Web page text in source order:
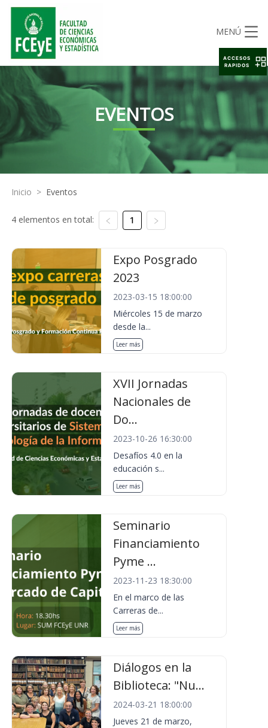
MENÚ
EVENTOS
Inicio > Eventos
4 elementos en total: 1
Expo Posgrado
2023
2023-03-15 18:00:00
Miércoles 15 de marzo
desde la...
Leer más
XVII Jornadas
Nacionales de
Do...
2023-10-26 16:30:00
Desafíos 4.0 en la
educación s...
Leer más
Seminario
Financiamiento
Pyme ...
2023-11-23 18:30:00
En el marco de las
Carreras de...
Leer más
Diálogos en la
Biblioteca: "Nu...
2024-03-21 18:00:00
Jueves 21 de marzo,
ACCESOS
RAPIDOS